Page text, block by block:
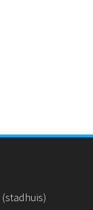
(stadhuis)